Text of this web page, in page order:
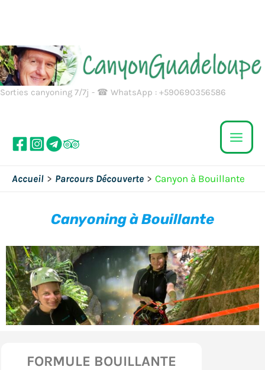
Sorties canyoning 7/7j - ☎ WhatsApp : +590690356586
Accueil Parcours Découverte Canyon à Bouillante
Canyoning à Bouillante
FORMULE BOUILLANTE